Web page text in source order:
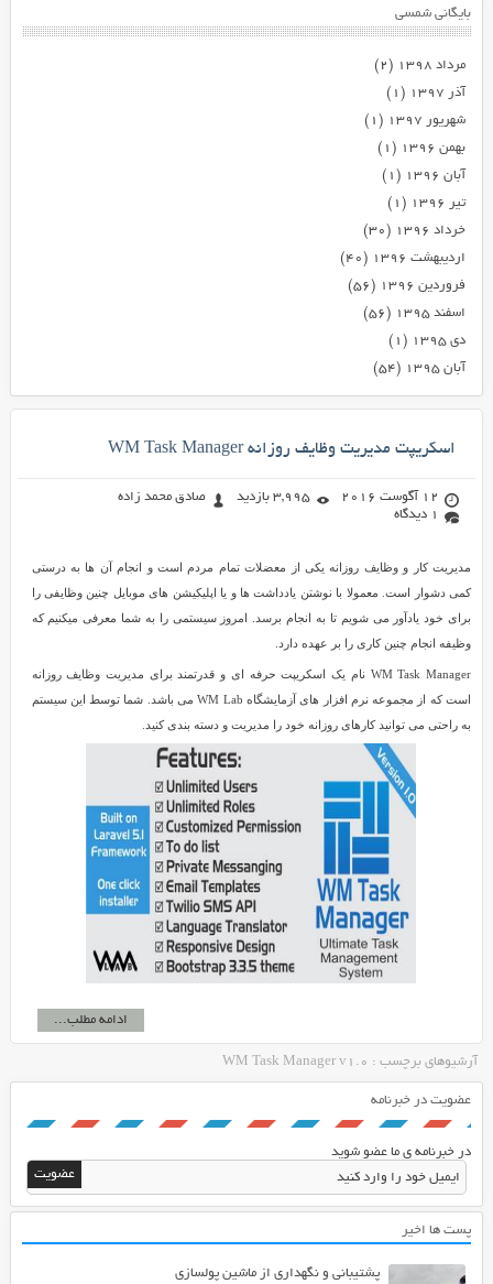
بایگانی شمسی
مرداد ۱۳۹۸
(۲)
آذر ۱۳۹۷
(۱)
شهریور ۱۳۹۷
(۱)
بهمن ۱۳۹۶
(۱)
آبان ۱۳۹۶
(۱)
تیر ۱۳۹۶
(۱)
خرداد ۱۳۹۶
(۳۰)
اردیبهشت ۱۳۹۶
(۴۰)
فروردین ۱۳۹۶
(۵۶)
اسفند ۱۳۹۵
(۵۶)
دی ۱۳۹۵
(۱)
آبان ۱۳۹۵
(۵۴)
اسکریپت مدیریت وظایف روزانه WM Task Manager
12 آگوست 2016 3,995 بازدید
صادق محمد زاده
1 دیدگاه
مدیریت کار و وظایف روزانه یکی از معضلات تمام مردم است و انجام آن ها به درستی
کمی دشوار است. معمولا با نوشتن یادداشت ها و یا اپلیکیشن های موبایل چنین وظایفی را
برای خود یادآور می شویم تا به انجام برسد. امروز سیستمی را به شما معرفی میکنیم که
وظیفه انجام چنین کاری را بر عهده دارد.
WM Task Manager نام یک اسکریپت حرفه ای و قدرتمند برای مدیریت وظایف روزانه
است که از مجموعه نرم افزار های آزمایشگاه WM Lab می باشد. شما توسط این سیستم
به راحتی می توانید کارهای روزانه خود را مدیریت و دسته بندی کنید.
ادامه مطلب...
آرشیوهای برچسب : WM Task Manager v1.0
عضویت در خبرنامه
در خبرنامه ی ما عضو شوید
پست ها اخیر
پشتیبانی و نگهداری از ماشین پولسازی